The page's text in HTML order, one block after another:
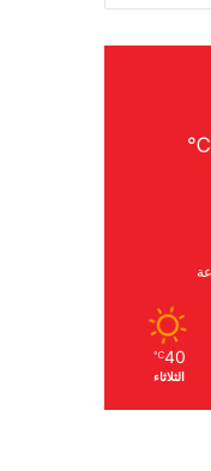
℃
40
℃
الثلاثاء